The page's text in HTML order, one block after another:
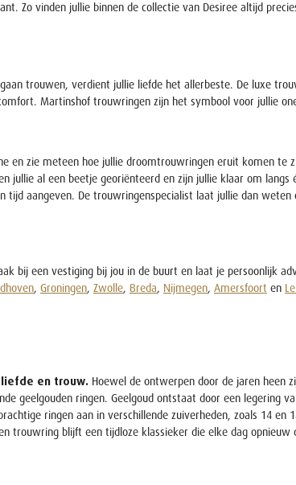
Zo vinden jullie binnen de collectie van Desiree altijd
trouwen, verdient jullie liefde het allerbeste. De luxe
Martinshof trouwringen zijn het symbool voor jullie
en zie meteen hoe jullie droomtrouwringen eruit komen
al een beetje georiënteerd en zijn jullie klaar om
aangeven. De trouwringenspecialist laat jullie dan
bij een vestiging bij jou in de buurt en laat je persoonlijk
, Groningen, Zwolle, Breda, Nijmegen, Amersfoort en
liefde en trouw. Hoewel de ontwerpen door de jaren heen
geelgouden ringen. Geelgoud ontstaat door een
ringen aan in verschillende zuiverheden, zoals 14
trouwring blijft een tijdloze klassieker die elke dag